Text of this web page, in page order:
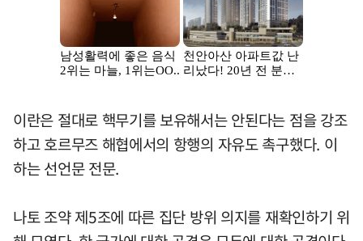
이란은 절대로 핵무기를 보유해서는 안된다는 점을 강조
하고 호르무즈 해협에서의 항행의 자유도 촉구했다. 이
하는 선언문 전문.
나토 조약 제5조에 따른 집단 방위 의지를 재확인하기 위